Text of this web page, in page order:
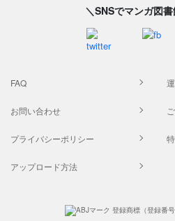
＼SNSでマンガ図
FAQ
お問い合わせ
プライバシーポリシー
アップロード方法